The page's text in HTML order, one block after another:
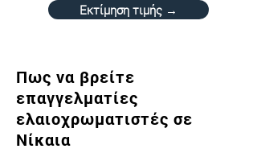
Εκτίμηση τιμής →
Πως να βρείτε
επαγγελματίες
ελαιοχρωματιστές σε
Νίκαια